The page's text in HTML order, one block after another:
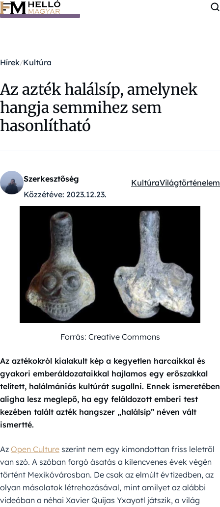
Ugrás a tartalomra
Hírek Kultúra
Az azték halálsíp, amelynek
hangja semmihez sem
hasonlítható
Szerkesztőség
Közzétéve: 2023.12.23.
Kategóriák:
KultúraVilágtörténelem
Forrás: Creative Commons
Az aztékokról kialakult kép a kegyetlen harcaikkal és
gyakori emberáldozataikkal hajlamos egy erőszakkal
telített, halálmániás kultúrát sugallni. Ennek ismeretében
aligha lesz meglepő, ha egy feláldozott emberi test
kezében talált azték hangszer „halálsíp” néven vált
ismertté.
Az Open Culture szerint nem egy kimondottan friss leletről
van szó. A szóban forgó ásatás a kilencvenes évek végén
történt Mexikóvárosban. De csak az elmúlt évtizedben, az
olyan másolatok létrehozásával, mint amilyet az alábbi
videóban a néhai Xavier Quijas Yxayotl játszik, a világ